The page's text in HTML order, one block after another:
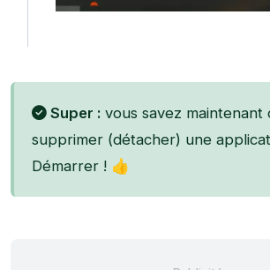
Super : vous savez maintenant
supprimer (détacher) une
Démarrer ! 👍